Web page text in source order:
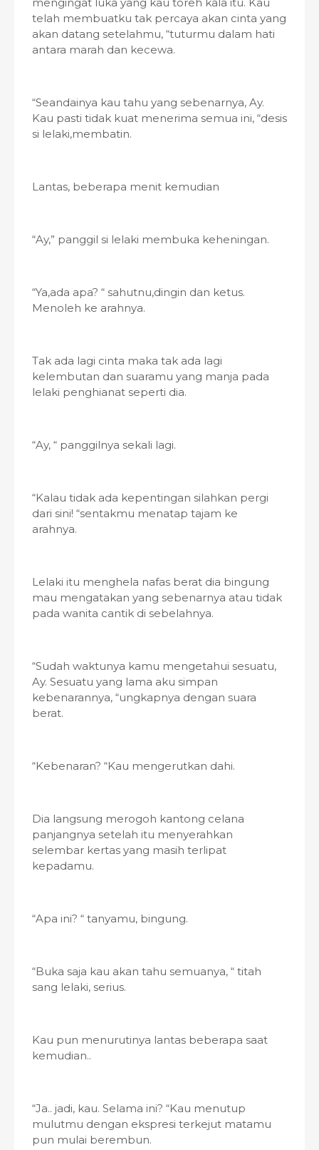
telah membuatku tak percaya akan cinta yang
akan datang setelahmu, “tuturmu dalam hati
antara marah dan kecewa.
“Seandainya kau tahu yang sebenarnya, Ay.
Kau pasti tidak kuat menerima semua ini, “desis
si lelaki,membatin.
Lantas, beberapa menit kemudian
“Ay,” panggil si lelaki membuka keheningan.
“Ya,ada apa? “ sahutnu,dingin dan ketus.
Menoleh ke arahnya.
Tak ada lagi cinta maka tak ada lagi
kelembutan dan suaramu yang manja pada
lelaki penghianat seperti dia.
“Ay, “ panggilnya sekali lagi.
“Kalau tidak ada kepentingan silahkan pergi
dari sini! “sentakmu menatap tajam ke
arahnya.
Lelaki itu menghela nafas berat dia bingung
mau mengatakan yang sebenarnya atau tidak
pada wanita cantik di sebelahnya.
“Sudah waktunya kamu mengetahui sesuatu,
Ay. Sesuatu yang lama aku simpan
kebenarannya, “ungkapnya dengan suara
berat.
“Kebenaran? “Kau mengerutkan dahi.
Dia langsung merogoh kantong celana
panjangnya setelah itu menyerahkan
selembar kertas yang masih terlipat
kepadamu.
“Apa ini? “ tanyamu, bingung.
“Buka saja kau akan tahu semuanya, “ titah
sang lelaki, serius.
Kau pun menurutinya lantas beberapa saat
kemudian..
“Ja.. jadi, kau. Selama ini? “Kau menutup
mulutmu dengan ekspresi terkejut matamu
pun mulai berembun.